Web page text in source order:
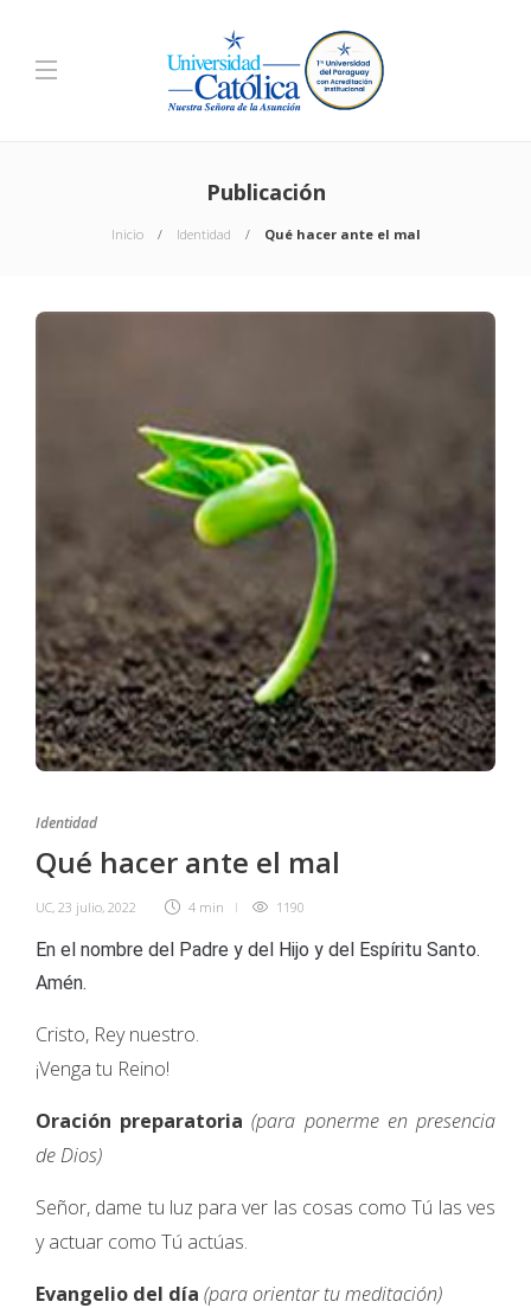
Publicación
Inicio Identidad Qué hacer ante el mal
Identidad
Qué hacer ante el mal
UC, 23 julio, 2022 4 min 1190
En el nombre del Padre y del Hijo y del Espíritu Santo.
Amén.
Cristo, Rey nuestro.
¡Venga tu Reino!
Oración preparatoria (para ponerme en presencia
de Dios)
Señor, dame tu luz para ver las cosas como Tú las ves
y actuar como Tú actúas.
Evangelio del día (para orientar tu meditación)